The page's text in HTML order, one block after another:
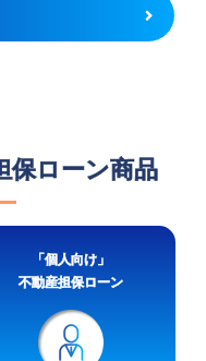
保ローン商品
「個人向け」
不動産担保ローン